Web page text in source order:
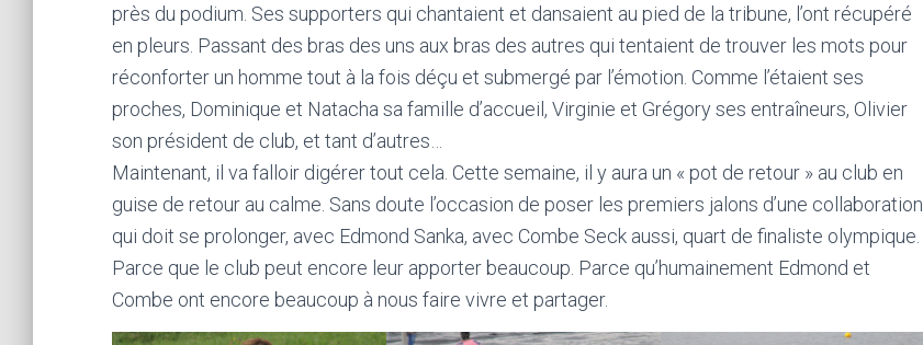
près du podium. Ses supporters qui chantaient et dansaient au pied de la tribune, l’ont récupéré
en pleurs. Passant des bras des uns aux bras des autres qui tentaient de trouver les mots pour
réconforter un homme tout à la fois déçu et submergé par l’émotion. Comme l’étaient ses
proches, Dominique et Natacha sa famille d’accueil, Virginie et Grégory ses entraîneurs, Olivier
son président de club, et tant d’autres…
Maintenant, il va falloir digérer tout cela. Cette semaine, il y aura un « pot de retour » au club en
guise de retour au calme. Sans doute l’occasion de poser les premiers jalons d’une collaboration
qui doit se prolonger, avec Edmond Sanka, avec Combe Seck aussi, quart de finaliste olympique.
Parce que le club peut encore leur apporter beaucoup. Parce qu’humainement Edmond et
Combe ont encore beaucoup à nous faire vivre et partager.